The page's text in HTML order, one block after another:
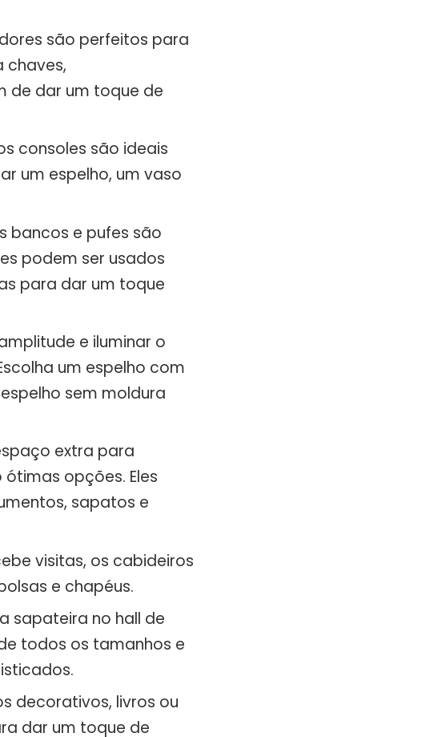
são perfeitos para
chaves,
de dar um toque de
consoles são ideais
um espelho, um vaso
bancos e pufes são
podem ser usados
para dar um toque
e iluminar o
um espelho com
sem moldura
extra para
opções. Eles
sapatos e
visitas, os cabideiros
e chapéus.
sapateira no hall de
todos os tamanhos e
decorativos, livros ou
dar um toque de